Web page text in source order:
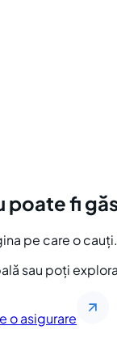
poate fi
pe care o cauți.
sau poți
o asigurare